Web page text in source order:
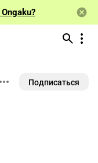
Ongaku?
Подписаться